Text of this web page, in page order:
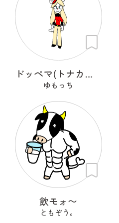
ドッペマ(トナカイのお姉さん)
ゆもっち
飲モォ〜
ともぞう。